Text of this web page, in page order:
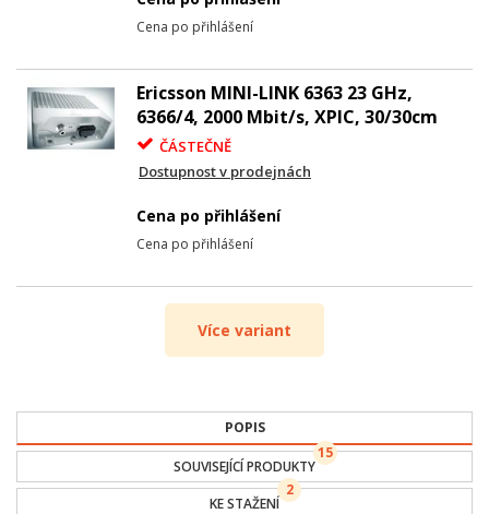
Cena po přihlášení
Ericsson MINI-LINK 6363 23 GHz,
6366/4, 2000 Mbit/s, XPIC, 30/30cm
ČÁSTEČNĚ
Dostupnost v prodejnách
Cena po přihlášení
Cena po přihlášení
Více variant
POPIS
SOUVISEJÍCÍ PRODUKTY
15
KE STAŽENÍ
2